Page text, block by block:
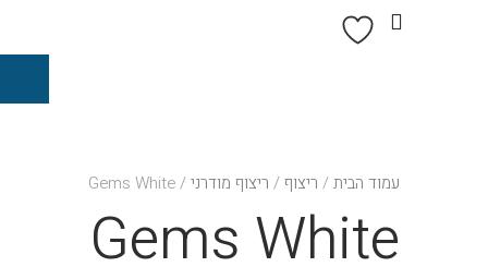
עמוד הבית/ ריצוף/ ריצוף מודרני/ Gems White
Gems White